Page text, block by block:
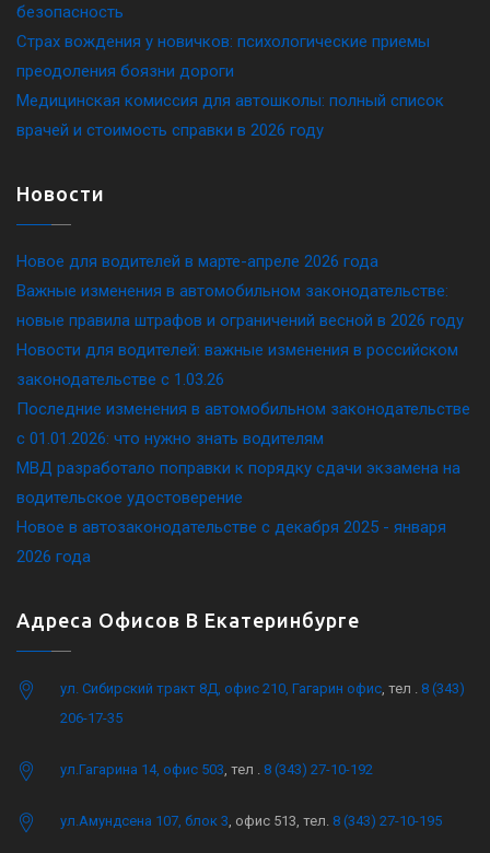
безопасность
Страх вождения у новичков: психологические приемы
преодоления боязни дороги
Медицинская комиссия для автошколы: полный список
врачей и стоимость справки в 2026 году
Новости
Новое для водителей в марте-апреле 2026 года
Важные изменения в автомобильном законодательстве:
новые правила штрафов и ограничений весной в 2026 году
Новости для водителей: важные изменения в российском
законодательстве c 1.03.26
Последние изменения в автомобильном законодательстве
c 01.01.2026: что нужно знать водителям
МВД разработало поправки к порядку сдачи экзамена на
водительское удостоверение
Новое в автозаконодательстве с декабря 2025 - января
2026 года
Адреса Офисов В Екатеринбурге
ул. Сибирский тракт 8Д, офис 210, Гагарин офис , тел . 8 (343)
206-17-35
ул.Гагарина 14, офис 503 , тел . 8 (343) 27-10-192
ул.Амундсена 107, блок 3 , офис 513, тел. 8 (343) 27-10-195